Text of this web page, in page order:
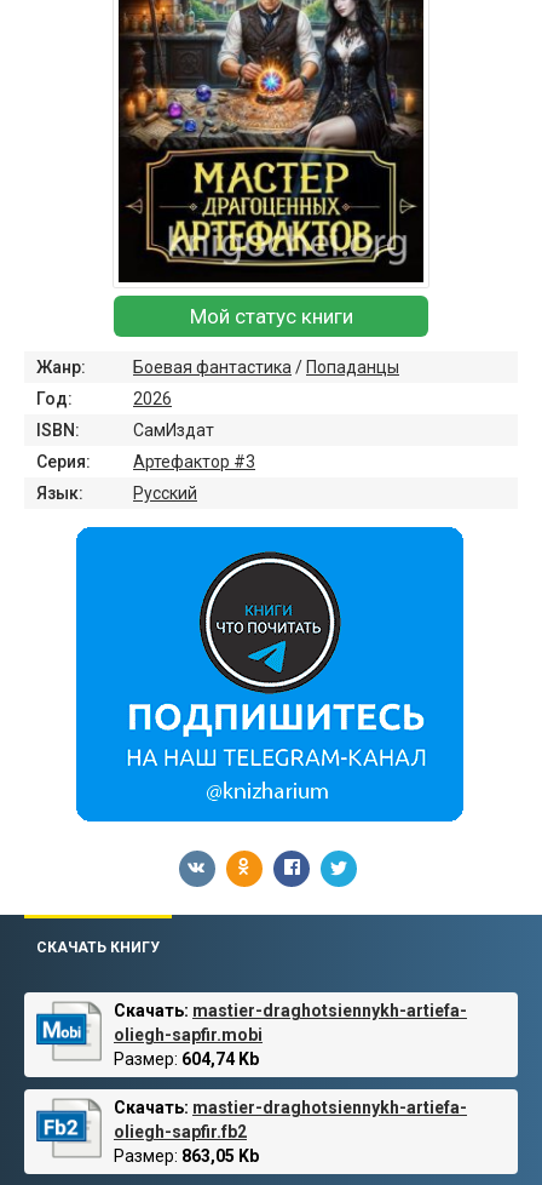
Мой статус книги
Жанр: Боевая фантастика / Попаданцы
Год:
2026
ISBN:
СамИздат
Серия:
Артефактор #3
Язык:
Русский
СКАЧАТЬ КНИГУ
Скачать: mastier-draghotsiennykh-artiefa-
oliegh-sapfir.mobi
Размер: 604,74 Kb
Скачать: mastier-draghotsiennykh-artiefa-
oliegh-sapfir.fb2
Размер: 863,05 Kb